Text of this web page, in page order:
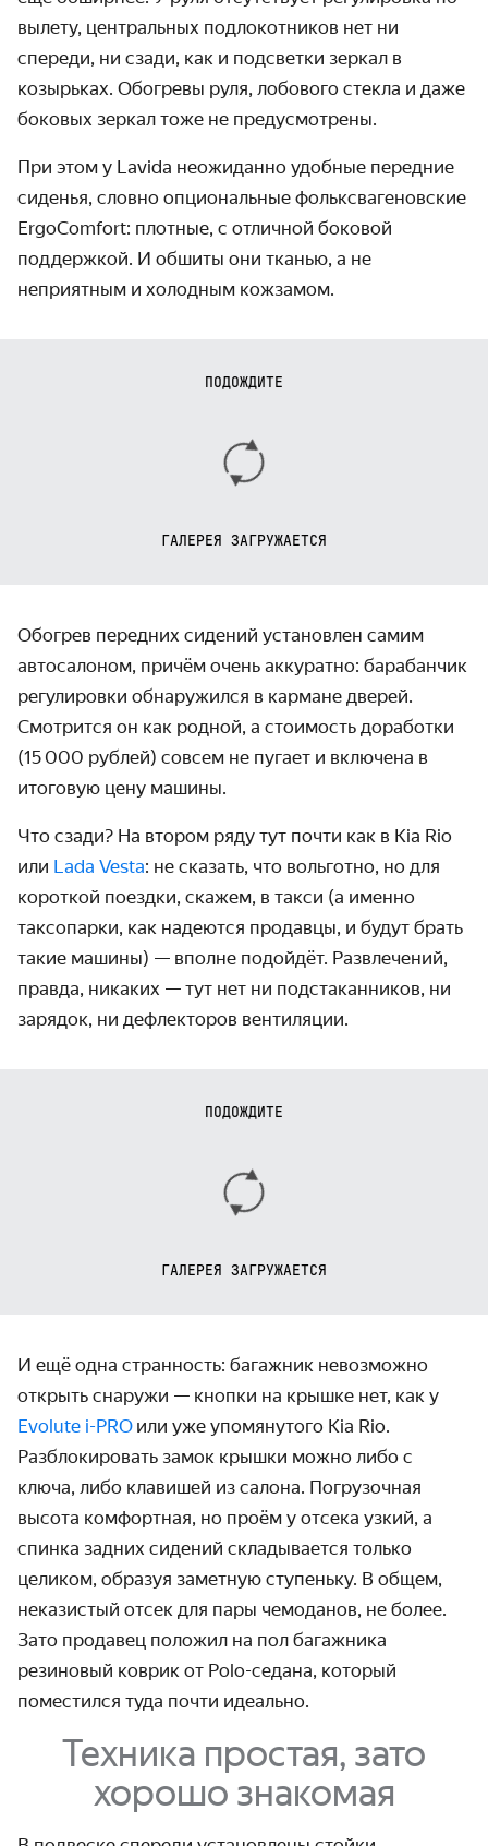
вылету, центральных подлокотников нет ни
спереди, ни сзади, как и подсветки зеркал в
козырьках. Обогревы руля, лобового стекла и даже
боковых зеркал тоже не предусмотрены.
При этом у Lavida неожиданно удобные передние
сиденья, словно опциональные фольксвагеновские
ErgoComfort: плотные, с отличной боковой
поддержкой. И обшиты они тканью, а не
неприятным и холодным кожзамом.
ПОДОЖДИТЕ
ГАЛЕРЕЯ ЗАГРУЖАЕТСЯ
Обогрев передних сидений установлен самим
автосалоном, причём очень аккуратно: барабанчик
регулировки обнаружился в кармане дверей.
Смотрится он как родной, а стоимость доработки
(15 000 рублей) совсем не пугает и включена в
итоговую цену машины.
Что сзади? На втором ряду тут почти как в Kia Rio
или Lada Vesta: не сказать, что вольготно, но для
короткой поездки, скажем, в такси (а именно
таксопарки, как надеются продавцы, и будут брать
такие машины) — вполне подойдёт. Развлечений,
правда, никаких — тут нет ни подстаканников, ни
зарядок, ни дефлекторов вентиляции.
ПОДОЖДИТЕ
ГАЛЕРЕЯ ЗАГРУЖАЕТСЯ
И ещё одна странность: багажник невозможно
открыть снаружи — кнопки на крышке нет, как у
Evolute i-PRO или уже упомянутого Kia Rio.
Разблокировать замок крышки можно либо с
ключа, либо клавишей из салона. Погрузочная
высота комфортная, но проём у отсека узкий, а
спинка задних сидений складывается только
целиком, образуя заметную ступеньку. В общем,
неказистый отсек для пары чемоданов, не более.
Зато продавец положил на пол багажника
резиновый коврик от Polo-седана, который
поместился туда почти идеально.
Техника простая, зато
хорошо знакомая